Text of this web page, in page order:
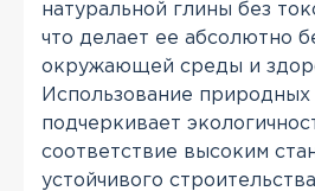
натуральной глины без
что делает ее абсолютно
окружающей среды и
Использование природных
подчеркивает
соответствие высоким
устойчивого